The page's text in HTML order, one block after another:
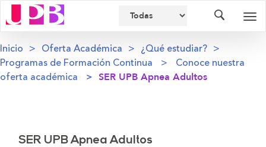
Inicio Oferta Académica
¿Qué estudiar?
Programas de Formación Continua
Conoce nuestra
oferta académica
SER UPB Apnea Adultos
SER UPB Apnea Adultos